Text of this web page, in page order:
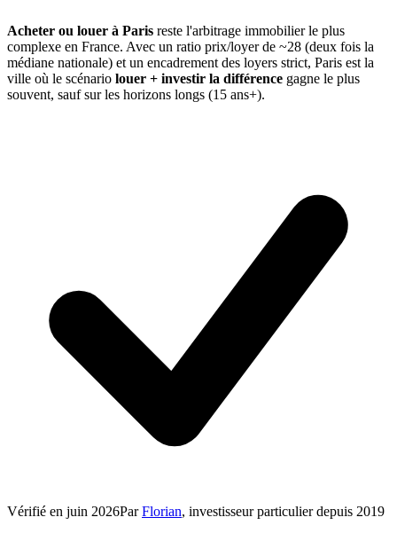
Acheter ou louer à Paris reste l'arbitrage immobilier le plus
complexe en France. Avec un ratio prix/loyer de ~28 (deux fois la
médiane nationale) et un encadrement des loyers strict, Paris est la
ville où le scénario louer + investir la différence gagne le plus
souvent, sauf sur les horizons longs (15 ans+).
Vérifié en juin 2026Par Florian, investisseur particulier depuis 2019